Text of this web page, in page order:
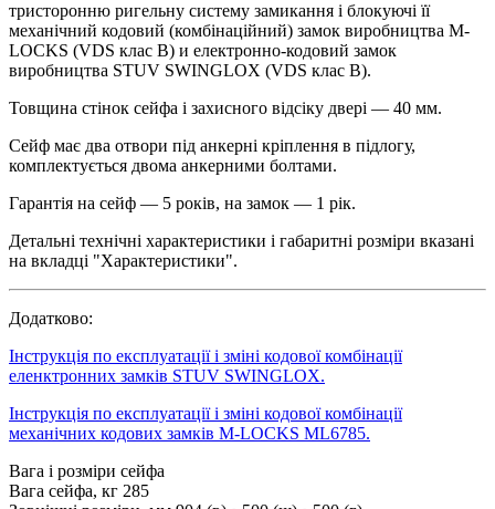
тристоронню ригельну систему замикання і блокуючі її
механічний кодовий (комбінаційний) замок виробництва M-
LOCKS (VDS клас B) и електронно-кодовий замок
виробництва STUV SWINGLOX (VDS клас B).
Товщина стінок сейфа і захисного відсіку двері — 40 мм.
Сейф має два отвори під анкерні кріплення в підлогу,
комплектується двома анкерними болтами.
Гарантія на сейф — 5 років, на замок — 1 рік.
Детальні технічні характеристики і габаритні розміри вказані
на вкладці "Характеристики".
Додатково:
Інструкція по експлуатації і зміні кодової комбінації
еленктронних замків STUV SWINGLOX.
Інструкція по експлуатації і зміні кодової комбінації
механічних кодових замків M-LOCKS ML6785.
Вага і розміри сейфа
Вага сейфа, кг 285